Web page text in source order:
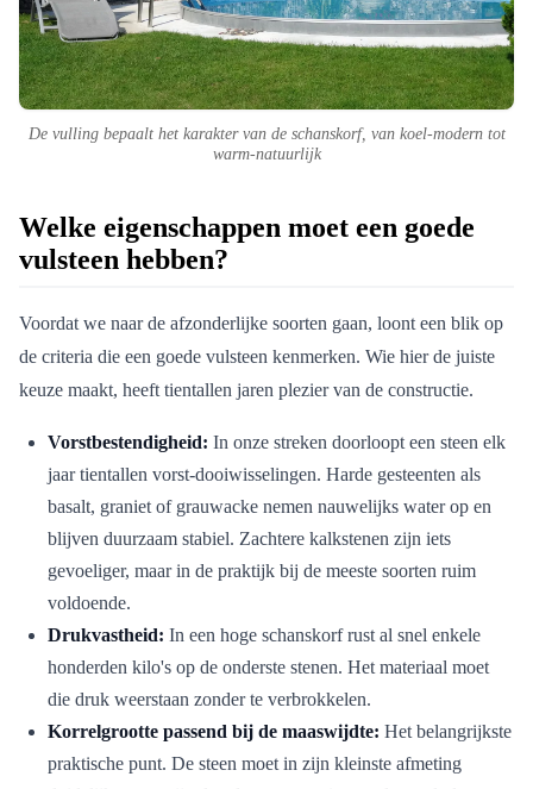
De vulling bepaalt het karakter van de schanskorf, van koel-modern tot
warm-natuurlijk
Welke eigenschappen moet een goede
vulsteen hebben?
Voordat we naar de afzonderlijke soorten gaan, loont een blik op
de criteria die een goede vulsteen kenmerken. Wie hier de juiste
keuze maakt, heeft tientallen jaren plezier van de constructie.
Vorstbestendigheid: In onze streken doorloopt een steen elk
jaar tientallen vorst-dooiwisselingen. Harde gesteenten als
basalt, graniet of grauwacke nemen nauwelijks water op en
blijven duurzaam stabiel. Zachtere kalkstenen zijn iets
gevoeliger, maar in de praktijk bij de meeste soorten ruim
voldoende.
Drukvastheid: In een hoge schanskorf rust al snel enkele
honderden kilo's op de onderste stenen. Het materiaal moet
die druk weerstaan zonder te verbrokkelen.
Korrelgrootte passend bij de maaswijdte: Het belangrijkste
praktische punt. De steen moet in zijn kleinste afmeting